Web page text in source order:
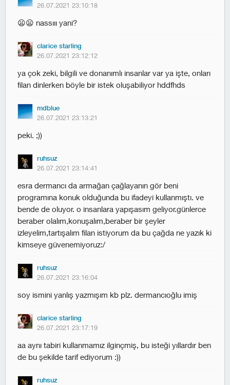
26.07.2021 23:10:18
😦😦 nassııı yani?
clarice starling
26.07.2021 23:12:12
ya çok zeki, bilgili ve donanımlı insanlar var ya işte, onları
filan dinlerken böyle bir istek oluşabiliyor hddfhds
mdblue
26.07.2021 23:13:21
peki. ;))
ruhsuz
26.07.2021 23:14:41
esra dermancı da armağan çağlayanın gör beni
programına konuk olduğunda bu ifadeyi kullanmıştı. ve
bende de oluyor. o insanlara yapışasım geliyor.günlerce
beraber olalım,konuşalım,beraber bir şeyler
izleyelim,tartışalım filan istiyorum da bu çağda ne yazık ki
kimseye güvenemiyoruz:/
ruhsuz
26.07.2021 23:16:04
soy ismini yanlış yazmışım kb plz. dermancıoğlu imiş
clarice starling
26.07.2021 23:17:19
aa aynı tabiri kullanmamız ilginçmiş, bu isteği yıllardır ben
de bu şekilde tarif ediyorum :))
ruhsuz